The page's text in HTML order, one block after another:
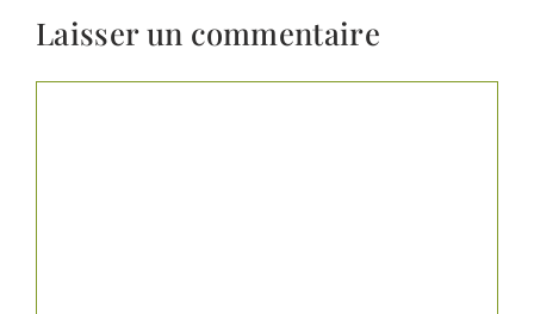
Laisser un commentaire